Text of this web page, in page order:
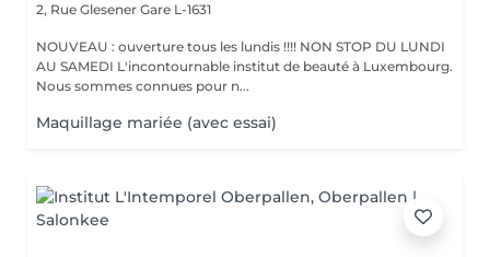
2, Rue Glesener Gare L-1631
NOUVEAU : ouverture tous les lundis !!!! NON STOP DU LUNDI
AU SAMEDI L'incontournable institut de beauté à Luxembourg.
Nous sommes connues pour n...
Maquillage mariée (avec essai)